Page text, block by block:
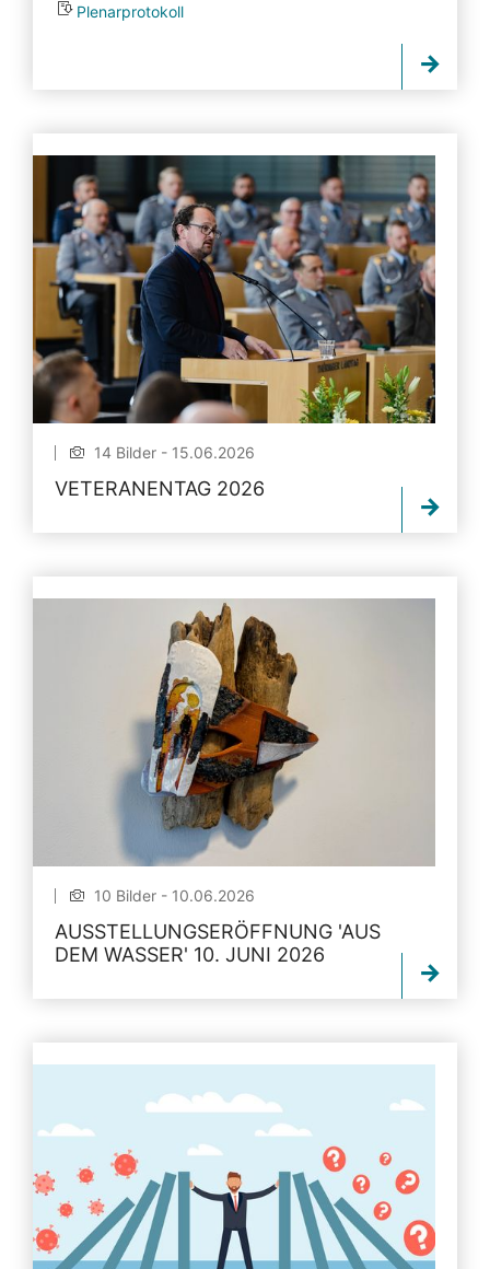
Plenarprotokoll
14 Bilder - 15.06.2026
VETERANENTAG 2026
10 Bilder - 10.06.2026
AUSSTELLUNGSERÖFFNUNG 'AUS
DEM WASSER' 10. JUNI 2026